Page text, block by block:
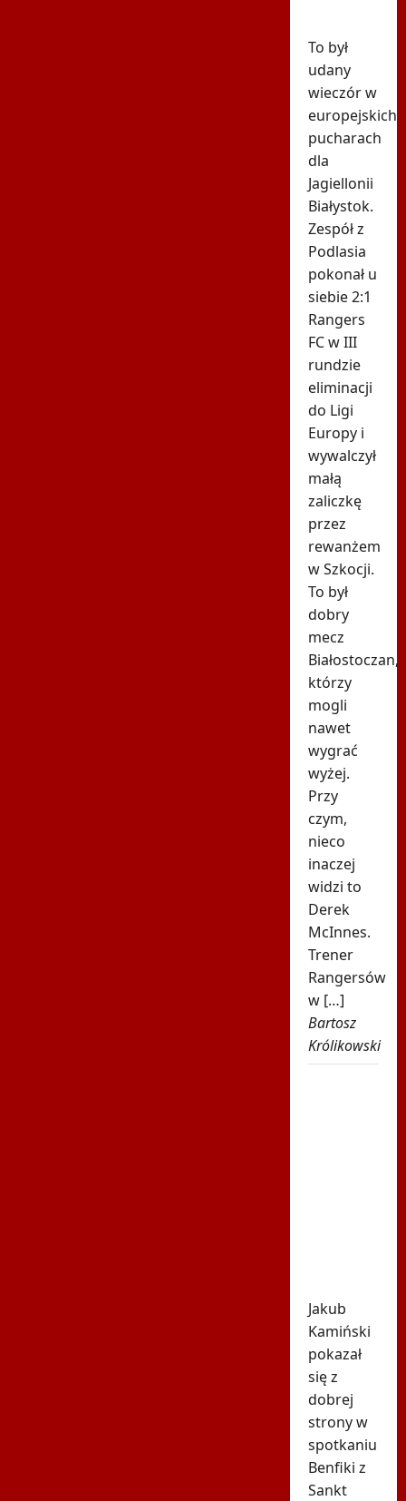
To był
udany
wieczór w
europejskich
pucharach
dla
Jagiellonii
Białystok.
Zespół z
Podlasia
pokonał u
siebie 2:1
Rangers
FC w III
rundzie
eliminacji
do Ligi
Europy i
wywalczył
małą
zaliczkę
przez
rewanżem
w Szkocji.
To był
dobry
mecz
Białostoczan,
którzy
mogli
nawet
wygrać
wyżej.
Przy
czym,
nieco
inaczej
widzi to
Derek
McInnes.
Trener
Rangersów
w […]
Bartosz
Królikowski
Jakub
Kamiński
pokazał
się z
dobrej
strony w
spotkaniu
Benfiki z
Sankt